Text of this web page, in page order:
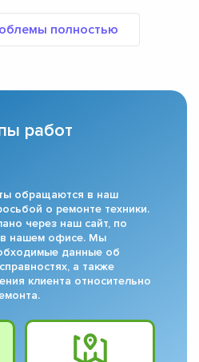
работ
обращаются в наш
о ремонте техники.
через наш сайт, по
в нашем офисе. Мы
данные об
а также
клиента относительно